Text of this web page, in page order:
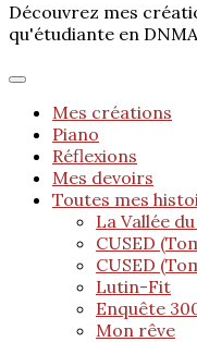
Découvrez mes
qu'étudiante en
Mes créations
Piano
Réflexions
Mes devoirs
Toutes mes
La Vallée
CUSED
CUSED
Lutin-Fit
Enquête
Mon rêve